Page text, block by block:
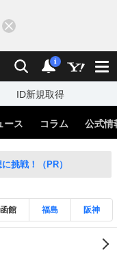
検索 通知
i
ID新規取得
ース コラム 公式情
挑戦！（PR）
函館 福島 阪神